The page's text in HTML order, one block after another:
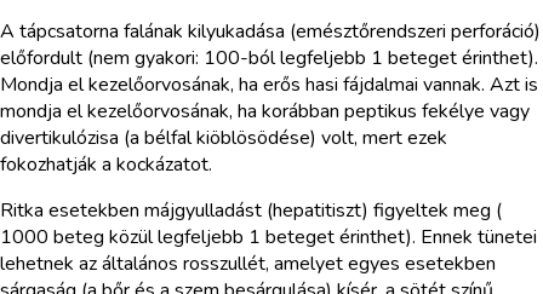
A tápcsatorna falának kilyukadása (emésztőrendszeri perforáció)
előfordult (nem gyakori: 100-ból legfeljebb 1 beteget érinthet).
Mondja el kezelőorvosának, ha erős hasi fájdalmai vannak. Azt is
mondja el kezelőorvosának, ha korábban peptikus fekélye vagy
divertikulózisa (a bélfal kiöblösödése) volt, mert ezek
fokozhatják a kockázatot.
Ritka esetekben májgyulladást (hepatitiszt) figyeltek meg (
1000 beteg közül legfeljebb 1 beteget érinthet). Ennek tünetei
lehetnek az általános rosszullét, amelyet egyes esetekben